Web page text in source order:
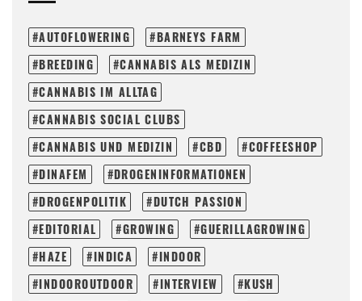
AUTOFLOWERING
BARNEYS FARM
BREEDING
CANNABIS ALS MEDIZIN
CANNABIS IM ALLTAG
CANNABIS SOCIAL CLUBS
CANNABIS UND MEDIZIN
CBD
COFFEESHOP
DINAFEM
DROGENINFORMATIONEN
DROGENPOLITIK
DUTCH PASSION
EDITORIAL
GROWING
GUERILLAGROWING
HAZE
INDICA
INDOOR
INDOOROUTDOOR
INTERVIEW
KUSH